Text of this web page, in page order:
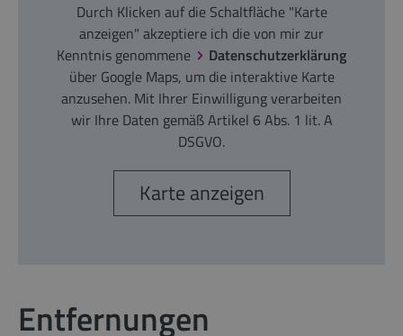
Durch Klicken auf die Schaltfläche "Karte
anzeigen" akzeptiere ich die von mir zur
Kenntnis genommene
Datenschutzerklärung
über Google Maps, um die interaktive Karte
anzusehen. Mit Ihrer Einwilligung verarbeiten
wir Ihre Daten gemäß Artikel 6 Abs. 1 lit. A
DSGVO.
Karte anzeigen
Entfernungen